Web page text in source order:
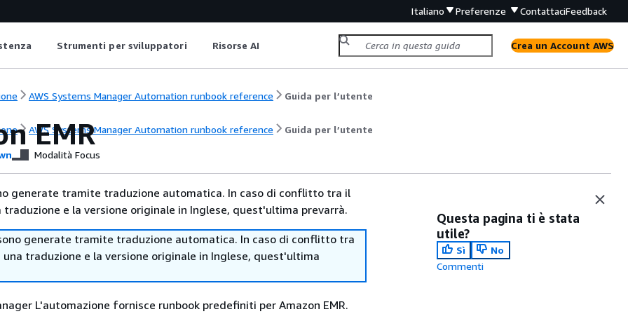
Italiano Preferenze ContattaciFeedback
Strumenti per sviluppatori Risorse AI Crea un Account AWS
AWS Systems Manager Automation runbook reference Guida per l’utente
AWS Systems Manager Automation runbook reference Guida per l’utente
EMR
Modalità Focus
generate tramite traduzione automatica. In caso di conflitto tra il
e la versione originale in Inglese, quest'ultima prevarrà.
generate tramite traduzione automatica. In caso di conflitto tra
traduzione e la versione originale in Inglese, quest'ultima
L'automazione fornisce runbook predefiniti per Amazon EMR.
Questa pagina ti è stata
utile?
Sì
No
Commenti